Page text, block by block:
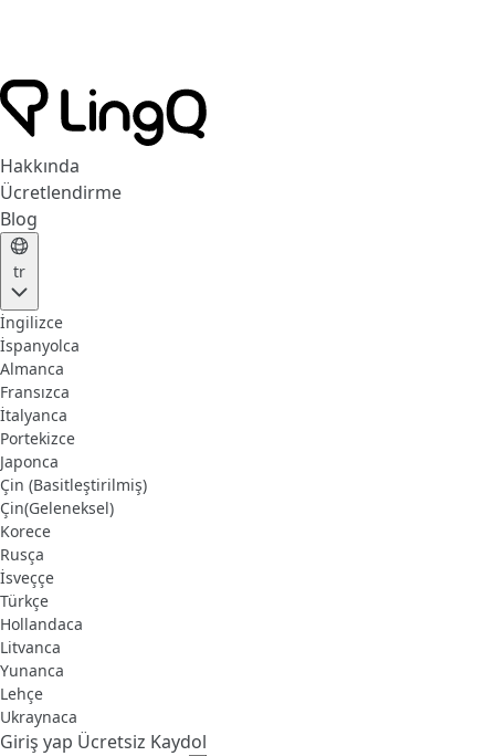
Hakkında
Ücretlendirme
Blog
tr
İngilizce
İspanyolca
Almanca
Fransızca
İtalyanca
Portekizce
Japonca
Çin (Basitleştirilmiş)
Çin(Geleneksel)
Korece
Rusça
İsveççe
Türkçe
Hollandaca
Litvanca
Yunanca
Lehçe
Ukraynaca
Giriş yap Ücretsiz Kaydol